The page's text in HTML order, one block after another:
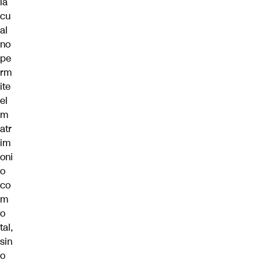
cu
al
no
pe
rm
ite
el
m
atr
im
oni
o
co
m
o
tal,
sin
o